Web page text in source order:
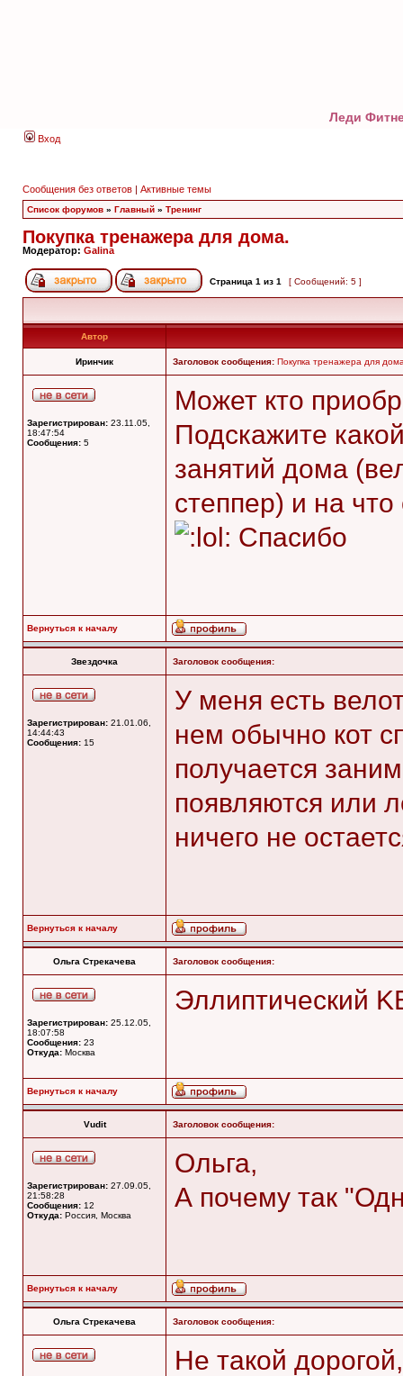
Леди
Вход
Сообщения без ответов | Активные темы
Список форумов » Главный » Тренинг
Покупка тренажера для дома.
Модератор: Galina
Страница 1 из 1 [ Сообщений: 5 ]
Автор
Иринчик Заголовок сообщения: Покупка тренажера для
Зарегистрирован: 23.11.05,
18:47:54
Сообщения: 5
Может кто
Подскажите
занятий дома
степпер) и на
Спасибо
Вернуться к началу
Звездочка Заголовок сообщения:
Зарегистрирован: 21.01.06,
14:44:43
Сообщения: 15
У меня есть
нем обычно кот
получается
появляются или
ничего не
Вернуться к началу
Ольга Стрекачева Заголовок сообщения:
Зарегистрирован: 25.12.05,
18:07:58
Сообщения: 23
Откуда: Москва
Эллиптический
Вернуться к началу
Vudit Заголовок сообщения:
Зарегистрирован: 27.09.05,
21:58:28
Сообщения: 12
Откуда: Россия, Москва
Ольга,
А почему так
Вернуться к началу
Ольга Стрекачева Заголовок сообщения:
Не такой